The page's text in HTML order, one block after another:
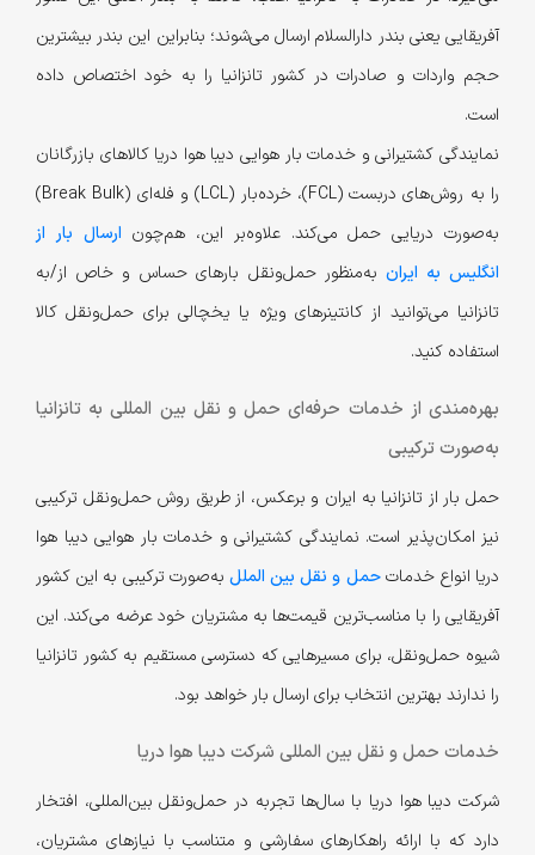
آفریقایی یعنی بندر دارالسلام ارسال می‌شوند؛ بنابراین این بندر بیشترین
حجم واردات و صادرات در کشور تانزانیا را به خود اختصاص داده
است.
نمایندگی کشتیرانی و خدمات بار هوایی دیبا هوا دریا کالاهای بازرگانان
را به روش‌های دربست (FCL)، خرده‌بار (LCL) و فله‌ای (Break Bulk)
به‌صورت دریایی حمل می‌کند. علاوه‌بر این، هم‌چون ارسال بار از
انگلیس به ایران به‌منظور حمل‌ونقل بارهای حساس و خاص از/به
تانزانیا می‌توانید از کانتینرهای ویژه یا یخچالی برای حمل‌ونقل کالا
استفاده کنید.
بهره‌مندی از خدمات حرفه‌ای حمل و نقل بین المللی به تانزانیا
به‌صورت ترکیبی
حمل بار از تانزانیا به ایران و برعکس، از طریق روش حمل‌و‌نقل ترکیبی
نیز امکان‌پذیر است. نمایندگی کشتیرانی و خدمات بار هوایی دیبا هوا
دریا انواع خدماتحمل و نقل بین الملل به‌صورت ترکیبی به این کشور
آفریقایی را با مناسب‌ترین قیمت‌ها به مشتریان خود عرضه می‌کند. این
شیوه حمل‌ونقل، برای مسیرهایی که دسترسی مستقیم به کشور تانزانیا
را ندارند بهترین انتخاب برای ارسال بار خواهد بود.
خدمات حمل و نقل بین المللی شرکت دیبا هوا دریا
شرکت دیبا هوا دریا با سال‌ها تجربه در حمل‌ونقل بین‌المللی، افتخار
دارد که با ارائه راهکارهای سفارشی و متناسب با نیازهای مشتریان،